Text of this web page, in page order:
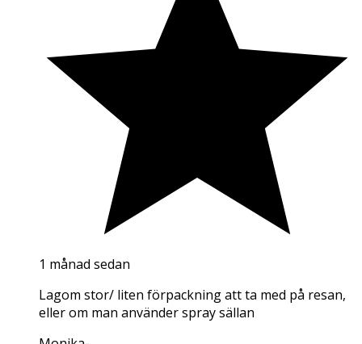
1 månad sedan
Lagom stor/ liten förpackning att ta med på resan,
eller om man använder spray sällan